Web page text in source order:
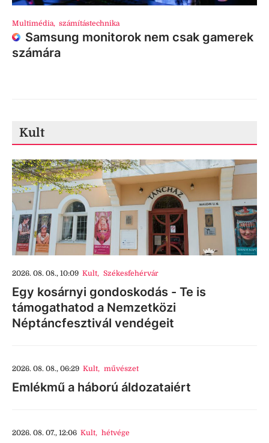
Multimédia, számítástechnika
Samsung monitorok nem csak gamerek
számára
Kult
2026. 08. 08., 10:09 Kult, Székesfehérvár
Egy kosárnyi gondoskodás - Te is
támogathatod a Nemzetközi
Néptáncfesztivál vendégeit
2026. 08. 08., 06:29 Kult, művészet
Emlékmű a háború áldozataiért
2026. 08. 07., 12:06 Kult, hétvége